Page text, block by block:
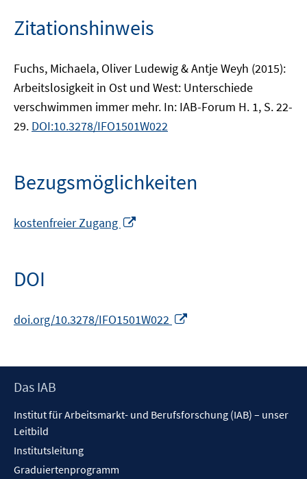
Zitationshinweis
Fuchs, Michaela, Oliver Ludewig & Antje Weyh (2015):
Arbeitslosigkeit in Ost und West: Unterschiede
verschwimmen immer mehr. In: IAB-Forum H. 1, S. 22-
29. DOI:10.3278/IFO1501W022
Bezugsmöglichkeiten
kostenfreier Zugang
DOI
doi.org/10.3278/IFO1501W022
öffnen
Footer
Das IAB
Institut für Arbeitsmarkt- und Berufsforschung (IAB) – unser
Leitbild
Institutsleitung
Graduiertenprogramm